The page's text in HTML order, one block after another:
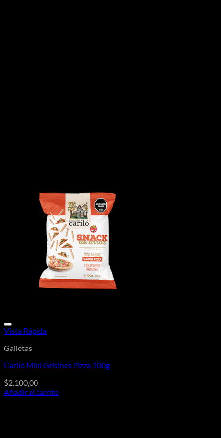
Vista Rápida
Galletas
Cariló Mini Grisines Pizza 100g
$2.100,00
Añadir al carrito